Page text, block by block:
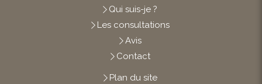
Qui suis-je ?
Les consultations
Avis
Contact
Plan du site